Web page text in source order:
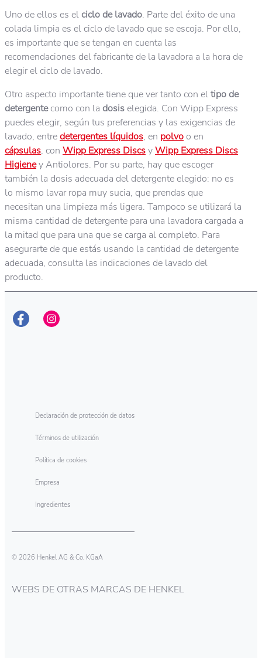
Uno de ellos es elciclo de lavado. Parte del éxito de una
colada limpia es el ciclo de lavado que se escoja. Por ello,
es importante que se tengan en cuenta las
recomendaciones del fabricante de la lavadora a la hora de
elegir el ciclo de lavado.
Otro aspecto importante tiene que ver tanto con eltipo de
detergentecomo con la dosiselegida. Con Wipp Express
puedes elegir, según tus preferencias y las exigencias de
lavado, entredetergentes líquidos, en polvo o en
cápsulas, con Wipp Express DiscsyWipp Express Discs
Higieney Antiolores. Por su parte, hay que escoger
también la dosis adecuada del detergente elegido: no es
lo mismo lavar ropa muy sucia, que prendas que
necesitan una limpieza más ligera. Tampoco se utilizará la
misma cantidad de detergente para una lavadora cargada a
la mitad que para una que se carga al completo. Para
asegurarte de que estás usando la cantidad de detergente
adecuada, consulta las indicaciones de lavado del
producto.
Declaración de protección de datos
Términos de utilización
Política de cookies
Empresa
Ingredientes
© 2026 Henkel AG & Co. KGaA
WEBS DE OTRAS MARCAS DE HENKEL